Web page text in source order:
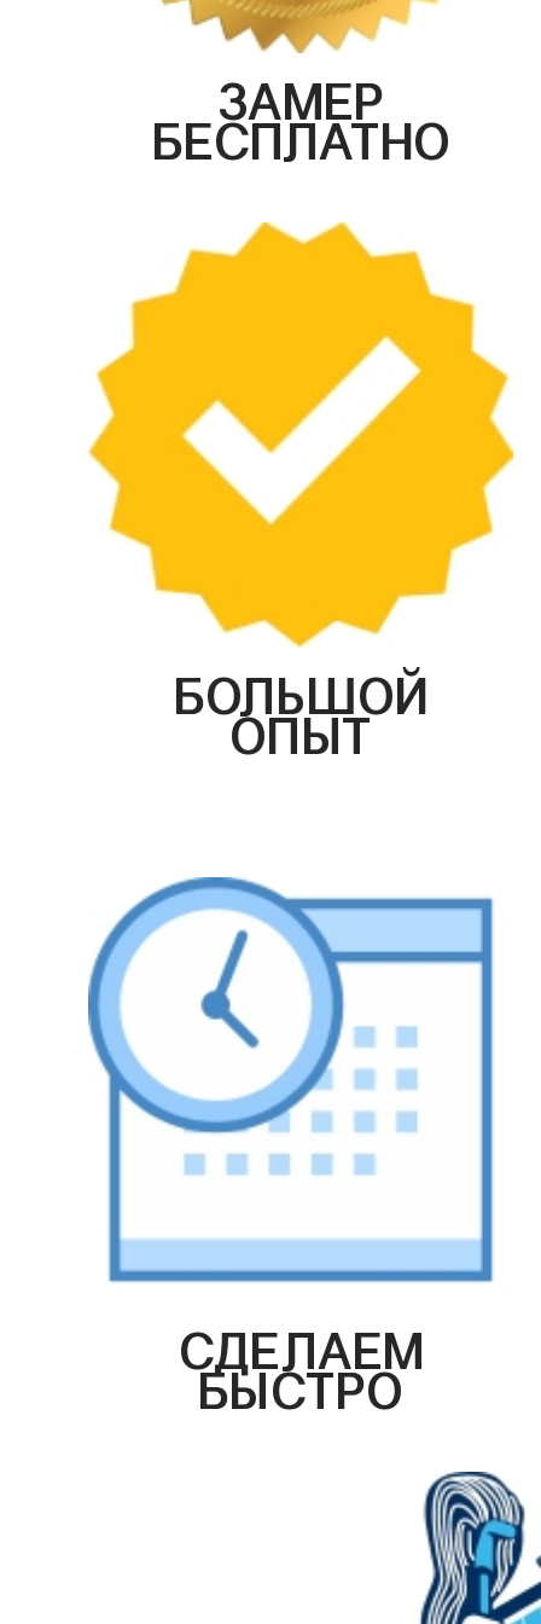
ЗАМЕР
БЕСПЛАТНО
БОЛЬШОЙ
ОПЫТ
СДЕЛАЕМ
БЫСТРО